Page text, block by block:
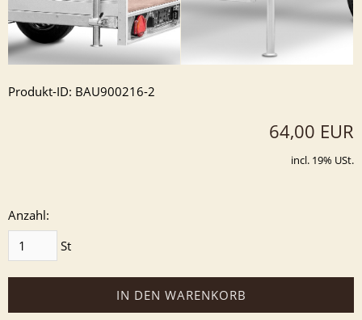
Produkt-ID: BAU900216-2
64,00 EUR
incl. 19% USt.
Anzahl:
St
IN DEN WARENKORB